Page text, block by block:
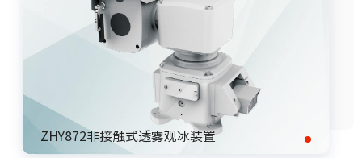
ZHY872非接触式透雾观冰装置